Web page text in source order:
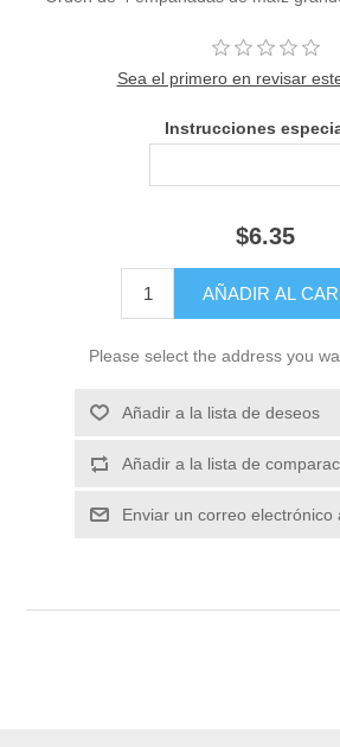
Sea el primero en revisar
Instrucciones
$6.35
Please select the address you